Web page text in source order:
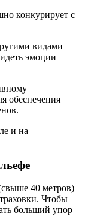
конкурирует с
видами
эмоции
обеспечения
и на
40 метров)
Чтобы
больший упор